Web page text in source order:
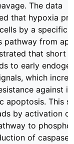
The data
that hypoxia
by a specific
pathway from
that short
to early
which
against
apoptosis. This
by activation
to
of caspase